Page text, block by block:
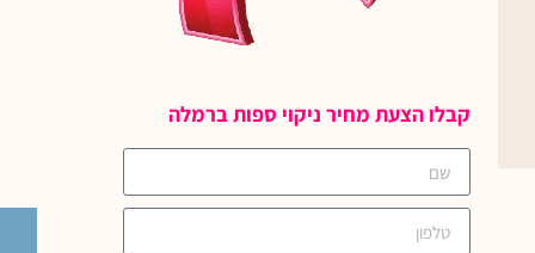
קבלו הצעת מחיר ניקוי ספות ברמלה